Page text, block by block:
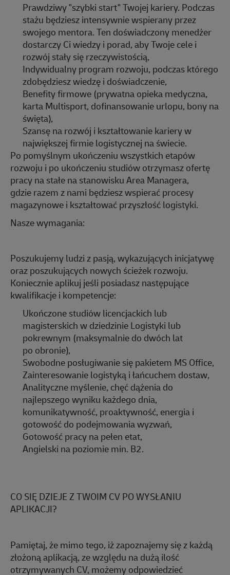
Prawdziwy "szybki start" Twojej kariery. Podczas
stażu będziesz intensywnie wspierany przez
swojego mentora. Ten doświadczony menedżer
dostarczy Ci wiedzy i porad, aby Twoje cele i
rozwój stały się rzeczywistością,
Indywidualny program rozwoju, podczas którego
zdobędziesz wiedzę i doświadczenie,
Benefity firmowe (prywatna opieka medyczna,
kartaMultisport, dofinansowanie urlopu, bony na
święta),
Szansę na rozwój i kształtowanie kariery w
największej firmie logistycznej na świecie.
Po pomyślnym ukończeniu wszystkich etapów
rozwoju i po ukończeniu studiów otrzymasz ofertę
pracy na stałe na stanowiskuAreaManagera,
gdzierazem z nami będziesz wspieraćprocesy
magazynowe i kształtować przyszłość logistyki.
Nasze wymagania:
Poszukujemy ludzi z pasją, wykazujących inicjatywę
oraz poszukujących nowych ścieżek rozwoju.
Koniecznieaplikuj jeśli posiadasz następujące
kwalifikacje i kompetencje:
Ukończonestudiówlicencjackich lub
magisterskichw dziedzinie Logistyki lub
pokrewnym (maksymalnie do dwóch lat
po obronie),
Swobodne posługiwanie się pakietem MS Office,
Zainteresowanie logistyką i łańcuchem dostaw,
Analityczne myślenie, chęć dążenia do
najlepszego wyniku każdego dnia,
komunikatywność, proaktywność, energia i
gotowość do podejmowania wyzwań,
Gotowość pracy na pełen etat,
Angielski na poziomie min. B2.
CO SIĘ DZIEJE Z TWOIM CV PO WYSŁANIU
APLIKACJI?
Pamiętaj, że mimo tego, iż zapoznajemy się z każdą
złożoną aplikacją, ze względu na dużą ilość
otrzymywanych CV, możemy odpowiedzieć